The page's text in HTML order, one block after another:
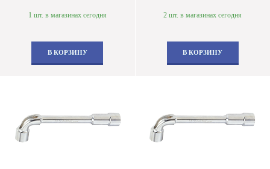
1 шт. в магазинах сегодня
В КОРЗИНУ
2 шт. в магазинах сегодня
В КОРЗИНУ